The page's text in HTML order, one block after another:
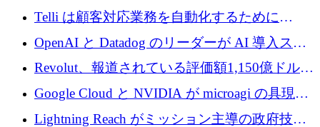
1,200 万ユーロを調達
Telli は顧客対応業務を自動化するために
1,500 万ドルのシードを確保
OpenAI と Datadog のリーダーが AI 導入スタ
ートアップ Arrakis を支援
Revolut、報道されている評価額1,150億ドルで
の新たな二次株式売却を確認
Google Cloud と NVIDIA が microagi の具現化
された AI の野望を推進
Lightning Reach がミッション主導の政府技術